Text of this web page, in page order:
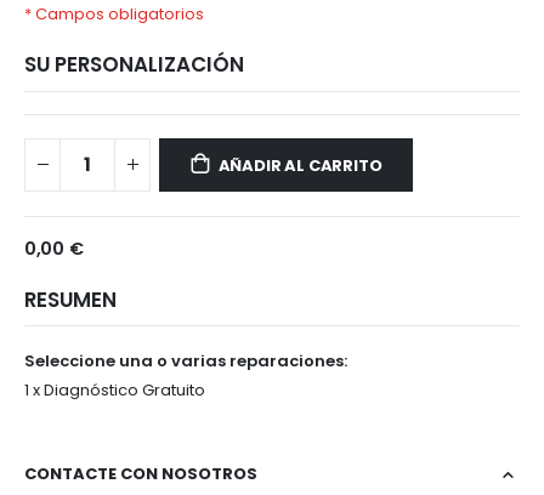
* Campos obligatorios
SU PERSONALIZACIÓN
AÑADIR AL CARRITO
0,00 €
RESUMEN
Seleccione una o varias reparaciones:
1 x Diagnóstico Gratuito
CONTACTE CON NOSOTROS